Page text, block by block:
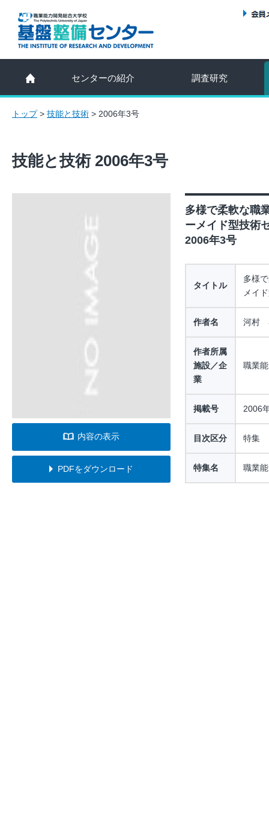
センターの紹介 調査研究
トップ> 技能と技術 > 2006年3号
技能と技術 2006年3号
内容の表示
PDFをダウンロード
多様で柔軟な職
ーメイド型技術
2006年3号
タイトル
多様
メイ
作者名 河村
作者所属
施設／企
業
職業
掲載号 2006
目次区分 特集
特集名 職業